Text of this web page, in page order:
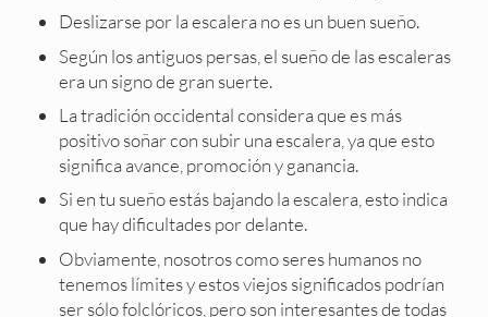
Deslizarse por la escalera no es un buen sueño.
Según los antiguos persas, el sueño de las escaleras
era un signo de gran suerte.
La tradición occidental considera que es más
positivo soñar con subir una escalera, ya que esto
significa avance, promoción y ganancia.
Si en tu sueño estás bajando la escalera, esto indica
que hay dificultades por delante.
Obviamente, nosotros como seres humanos no
tenemos límites y estos viejos significados podrían
ser sólo folclóricos, pero son interesantes de todas